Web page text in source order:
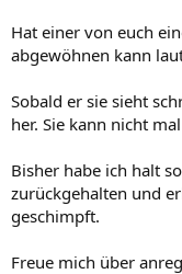
Hat einer von euch
abgewöhnen kann
Sobald er sie sieht
her. Sie kann nicht
Bisher habe ich halt
zurückgehalten und
geschimpft.
Freue mich über